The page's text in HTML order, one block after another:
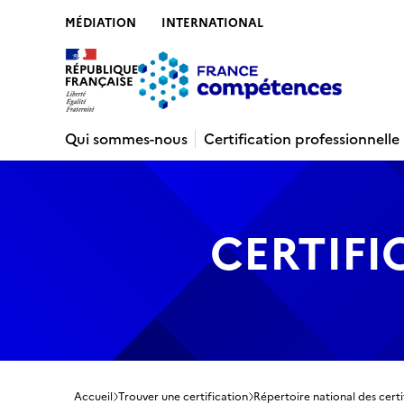
MÉDIATION INTERNATIONAL
Qui sommes-nous
Certification professionnelle
Accueil Trouver une certification Répertoire national des